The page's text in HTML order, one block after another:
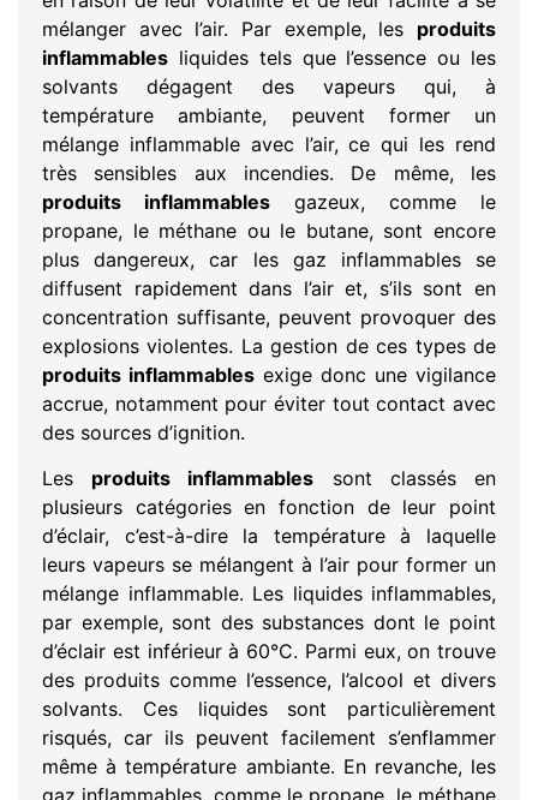
mélanger avec l’air. Par exemple, les produits
inflammables liquides tels que l’essence ou les
solvants dégagent des vapeurs qui, à
température ambiante, peuvent former un
mélange inflammable avec l’air, ce qui les rend
très sensibles aux incendies. De même, les
produits inflammables gazeux, comme le
propane, le méthane ou le butane, sont encore
plus dangereux, car les gaz inflammables se
diffusent rapidement dans l’air et, s’ils sont en
concentration suffisante, peuvent provoquer des
explosions violentes. La gestion de ces types de
produits inflammables exige donc une vigilance
accrue, notamment pour éviter tout contact avec
des sources d’ignition.
Les produits inflammables sont classés en
plusieurs catégories en fonction de leur point
d’éclair, c’est-à-dire la température à laquelle
leurs vapeurs se mélangent à l’air pour former un
mélange inflammable. Les liquides inflammables,
par exemple, sont des substances dont le point
d’éclair est inférieur à 60°C. Parmi eux, on trouve
des produits comme l’essence, l’alcool et divers
solvants. Ces liquides sont particulièrement
risqués, car ils peuvent facilement s’enflammer
même à température ambiante. En revanche, les